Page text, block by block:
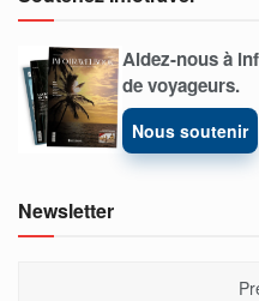
Aidez-nous à
de voyageurs.
Nous soutenir
Newsletter